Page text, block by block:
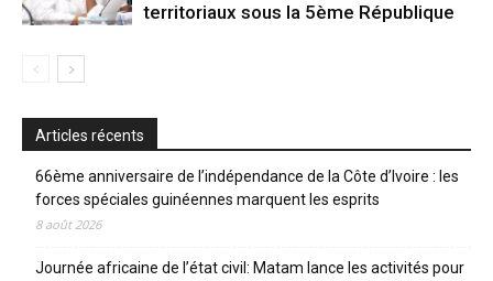
territoriaux sous la 5ème République
Articles récents
66ème anniversaire de l’indépendance de la Côte d’Ivoire : les
forces spéciales guinéennes marquent les esprits
8 août 2026
Journée africaine de l’état civil: Matam lance les activités pour